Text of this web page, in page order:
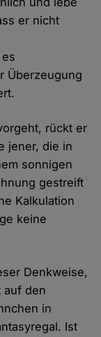
er nicht
Überzeugung
rückt er
jener, die in
sonnigen
gestreift
Kalkulation
keine
Denkweise,
auf den
in
Ist